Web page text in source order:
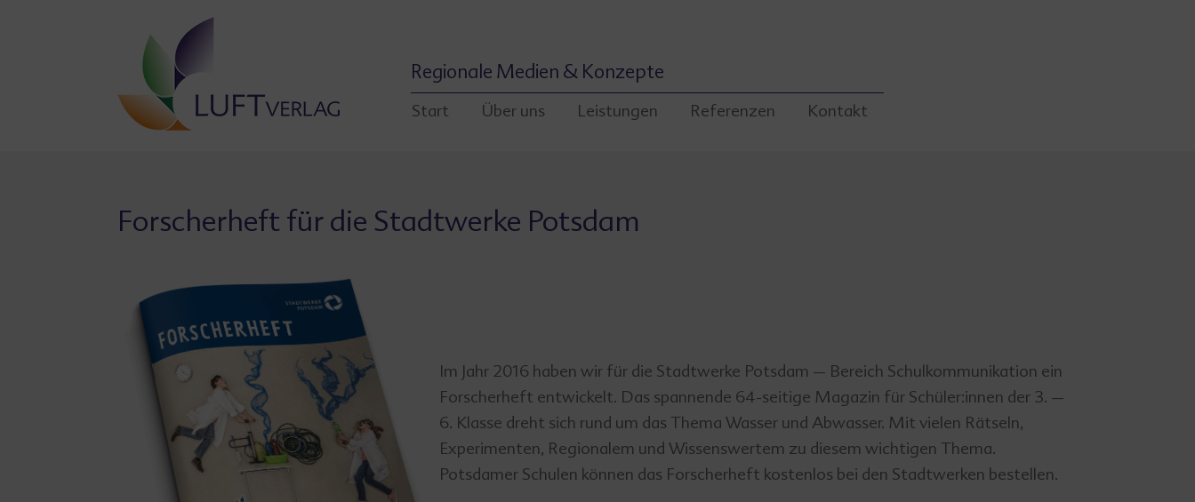
Regionale Medien & Konzepte
Start Über uns Leistungen Referenzen Kontakt
Forscherheft für die Stadtwerke Potsdam
Im Jahr 2016 haben wir für die Stadtwerke Potsdam – Bereich Schulkommunikation ein
Forscherheft entwickelt. Das spannende 64-seitige Magazin für Schüler:innen der 3. –
6. Klasse dreht sich rund um das Thema Wasser und Abwasser. Mit vielen Rätseln,
Experimenten, Regionalem und Wissenswertem zu diesem wichtigen Thema.
Potsdamer Schulen können das Forscherheft kostenlos bei den Stadtwerken bestellen.